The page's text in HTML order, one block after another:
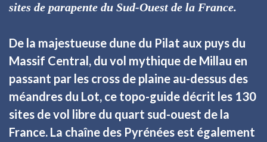
sites de parapente du Sud-Ouest de la France.
De la majestueuse dune du Pilat aux puys du
Massif Central, du vol mythique de Millau en
passant par les cross de plaine au-dessus des
méandres du Lot, ce topo-guide décrit les 130
sites de vol libre du quart sud-ouest de la
France. La chaîne des Pyrénées est également